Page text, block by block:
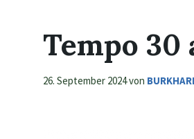
Tempo 30
26. September 2024von